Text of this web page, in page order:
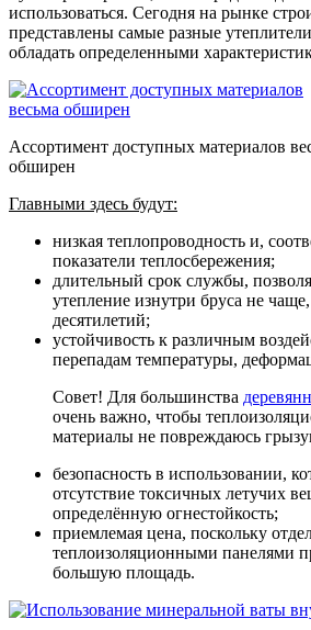
использоваться. Сегодня на рынке
представлены самые разные
обладать определенными
Ассортимент доступных материалов
обширен
Главными здесь будут:
низкая теплопроводность и,
показатели теплосбережения;
длительный срок службы,
утепление изнутри бруса не
десятилетий;
устойчивость к различным
перепадам температуры,
Совет! Для большинства
очень важно, чтобы
материалы не повреждаюсь
безопасность в использовании,
отсутствие токсичных летучих
определённую огнестойкость;
приемлемая цена, поскольку
теплоизоляционными панелями
большую площадь.